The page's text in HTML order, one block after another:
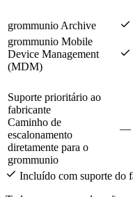
grommunio Archive
grommunio Mobile
Device Management
(MDM)
Suporte prioritário ao
fabricante
Caminho de
escalonamento
diretamente para o
grommunio
—
Incluído com suporte do